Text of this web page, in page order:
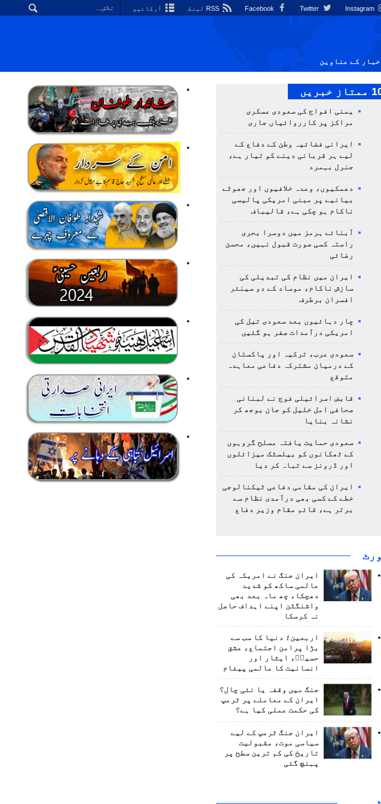
Instagram آرکائیو
کے عناوین
خبریں
یمنی افواج کی سعودی عسکری
مراکز پر کارروائیاں جاری
ایرانی فضائیہ وطن کے دفاع کے
لیے ہر قربانی دینے کو تیار ہے،
جنرل بہمرد
دھمکیوں، وعدہ خلافیوں اور جھوٹے
بیانیے پر مبنی امریکی پالیسی
ناکام ہو چکی ہے، قالیباف
آبنائے ہرمز میں دوسرا بحری
راستہ کسی صورت قبول نہیں، محسن
رضائی
ایران میں نظام کی تبدیلی کی
سازش ناکام، موساد کے دو سینئر
افسران برطرف
چار دہائیوں بعد سعودی تیل کی
امریکی درآمدات صفر ہو گئیں
سعودی عرب، ترکیہ اور پاکستان
کے درمیان مشترکہ دفاعی معاہدہ
متوقع
قابض اسرائیلی فوج نے لبنانی
صحافی امل خلیل کو جان بوجھ کر
نشانہ بنایا
سعودی حمایت یافتہ مسلح گروہوں
کے ٹھکانوں کو بیلسٹک میزائلوں
اور ڈرونز سے تباہ کر دیا
ایران کی مقامی دفاعی ٹیکنالوجی
خطے کے کسی بھی درآمدی نظام سے
برتر ہے، قائم مقام وزیر دفاع
ایران جنگ نے امریکہ کی
عالمی ساکھ کو شدید
دھچکا، چھ ماہ بعد بھی
واشنگٹن اپنے اہداف حاصل
نہ کرسکا
اربعین؛ دنیا کا سب سے
بڑا پرامن اجتماع، عشق
حسینؑ، ایثار اور
انسانیت کا عالمی پیغام
جنگ میں وقفہ یا نئی چال؟
ایران کے معاملے پر ٹرمپ
کی حکمت عملی کیا ہے؟
ایران جنگ ٹرمپ کے لیے
سیاسی موت، مقبولیت
تاریخ کی کم ترین سطح پر
پہنچ گئی